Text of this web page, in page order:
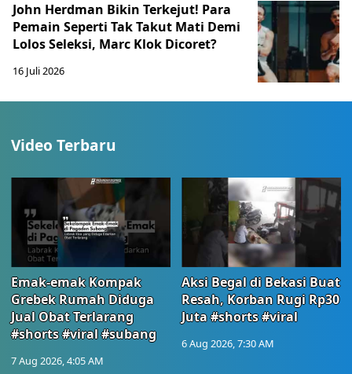
John Herdman Bikin Terkejut! Para
Pemain Seperti Tak Takut Mati Demi
Lolos Seleksi, Marc Klok Dicoret?
16 Juli 2026
Video Terbaru
Emak-emak Kompak
Grebek Rumah Diduga
Jual Obat Terlarang
#shorts #viral #subang
7 Aug 2026, 4:05 AM
Aksi Begal di Bekasi Buat
Resah, Korban Rugi Rp30
Juta #shorts #viral
6 Aug 2026, 7:30 AM